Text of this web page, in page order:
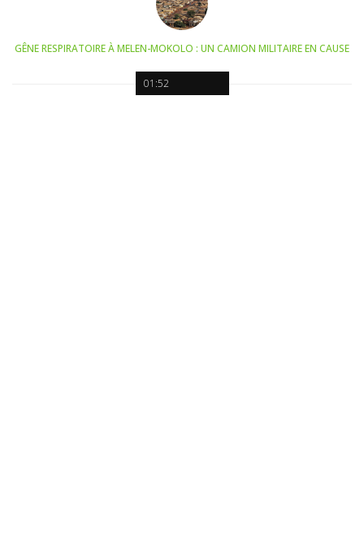
01:52
GÊNE RESPIRATOIRE À MELEN-MOKOLO : UN CAMION MILITAIRE EN CAUSE